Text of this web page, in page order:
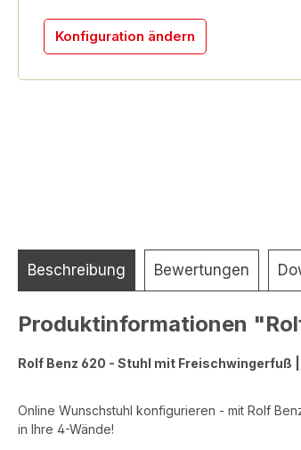
Konfiguration ändern
Beschreibung Bewertungen
Produktinformationen
Rolf Benz 620 - Stuhl mit
Online Wunschstuhl konfigurieren - mit Rolf
in Ihre 4-Wände!